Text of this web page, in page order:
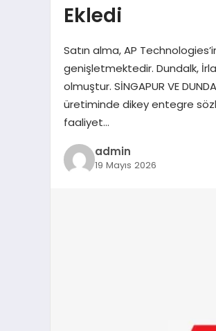
Ekledi
Satın alma, AP
genişletmektedir. Dundalk,
olmuştur. SİNGAPUR VE
üretiminde dikey entegre
faaliyet…
admin
19 Mayıs 2026